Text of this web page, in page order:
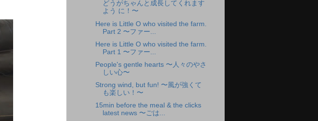
どうがちゃんと成長してくれます
よう に！〜
Here is Little O who visited the farm.
Part 2 〜ファー...
Here is Little O who visited the farm.
Part 1 〜ファー...
People's gentle hearts 〜人々のやさ
しい心〜
Strong wind, but fun! 〜風が強くて
も楽しい！〜
15min before the meal & the clicks
latest news 〜ごは...